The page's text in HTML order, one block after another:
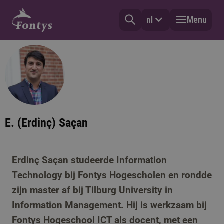
nl Menu
E. (Erdinç) Saçan
Erdinç Saçan studeerde Information
Technology bij Fontys Hogescholen en rondde
zijn master af bij Tilburg University in
Information Management. Hij is werkzaam bij
Fontys Hogeschool ICT als docent, met een